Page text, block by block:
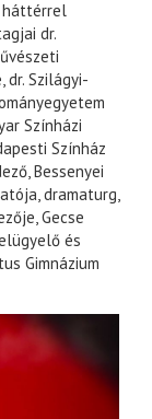
háttérrel
dr.
dr. Szilágyi-
Színházi
Színház
Bessenyei
dramaturg,
Gecse
és
Gimnázium